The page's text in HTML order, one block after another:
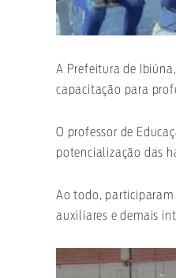
A Prefeitura de
capacitação para
O professor de
potencialização das
Ao todo, participaram
auxiliares e demais